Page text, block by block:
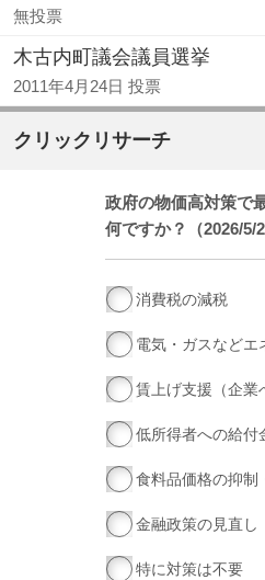
無投票
木古内町議会議員選挙
2011年4月24日 投票
クリックリサーチ
政府の物価高対策で
何ですか？（2026/5/
消費税の減税
電気・ガスなどエ
賃上げ支援（企業
低所得者への給付
食料品価格の抑制
金融政策の見直し
特に対策は不要